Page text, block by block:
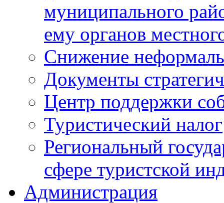
муниципального
ему органов
Снижение
Документы
Центр поддержки
Туристический налог
Региональный
сфере туристской
Администрация